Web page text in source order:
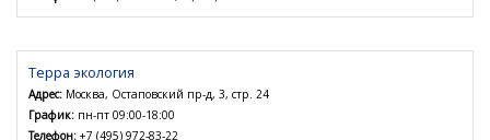
Терра экология
Адрес: Москва, Остаповский пр-д, 3, стр. 24
График: пн-пт 09:00-18:00
Телефон: +7 (495) 972-83-22